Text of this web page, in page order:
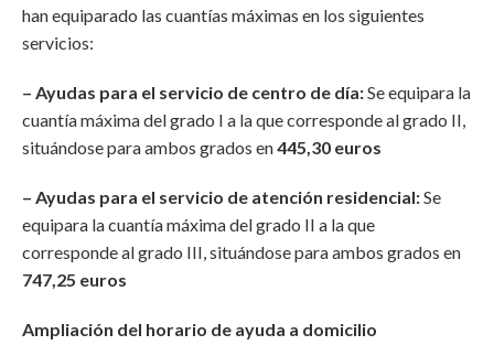
han equiparado las cuantías máximas en los siguientes
servicios:
– Ayudas para el servicio de centro de día:Se equipara la
cuantía máxima del grado I a la que corresponde al grado II,
situándose para ambos grados en445,30 euros
– Ayudas para el servicio de atención residencial:Se
equipara la cuantía máxima del grado II a la que
corresponde al grado III, situándose para ambos grados en
747,25 euros
Ampliación del horario de ayuda a domicilio